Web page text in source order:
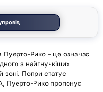
Пуерто-Рико – це означає
з найгнучкіших
зоні. Попри статус
Пуерто-Рико пропонує